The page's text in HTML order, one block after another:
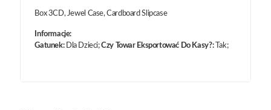
Box 3CD, Jewel Case, Cardboard Slipcase
Informacje:
Gatunek:Dla Dzieci;Czy Towar Eksportować Do Kasy?:Tak;